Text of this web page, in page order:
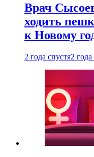
Врач
ходить
к Новому
2 года спустя2 года